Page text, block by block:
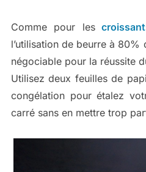
Comme pour les
l’utilisation de beurre à
négociable pour la réussite
Utilisez deux feuilles de
congélation pour étalez
carré sans en mettre trop